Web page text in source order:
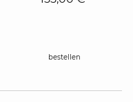
bestellen